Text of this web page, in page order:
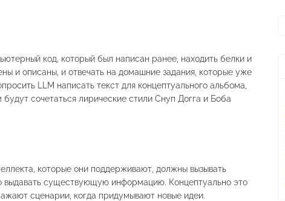
код, который был написан ранее, находить белки и
и описаны, и отвечать на домашние задания, которые уже
LLM написать текст для концептуального альбома,
сочетаться лирические стили Снуп Догга и Боба
которые они поддерживают, должны вызывать
выдавать существующую информацию. Концептуально это
сценарии, когда придумывают новые идеи.